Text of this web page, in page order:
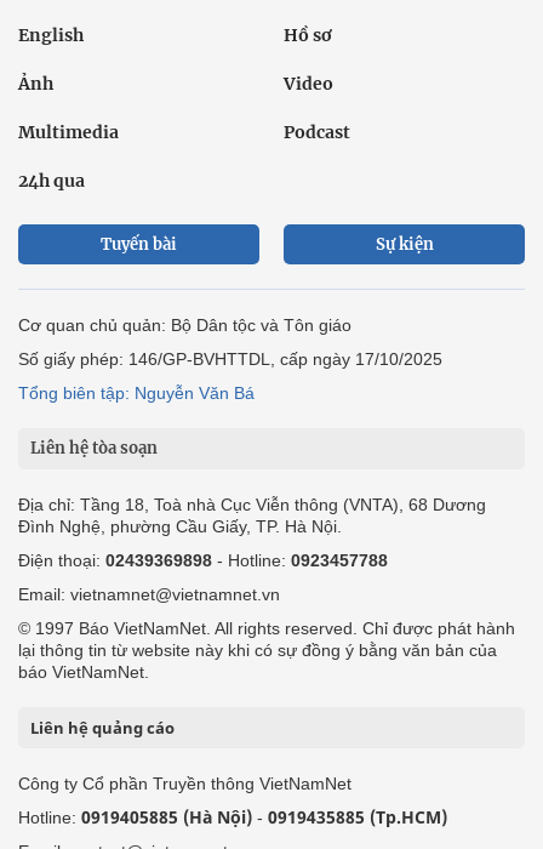
English Hồ sơ
Ảnh Video
Multimedia Podcast
24h qua
Tuyến bài Sự kiện
Cơ quan chủ quản: Bộ Dân tộc và Tôn giáo
Số giấy phép: 146/GP-BVHTTDL, cấp ngày 17/10/2025
Tổng biên tập: Nguyễn Văn Bá
Liên hệ tòa soạn
Địa chỉ: Tầng 18, Toà nhà Cục Viễn thông (VNTA), 68 Dương
Đình Nghệ, phường Cầu Giấy, TP. Hà Nội.
Điện thoại: 02439369898 - Hotline: 0923457788
Email: vietnamnet@vietnamnet.vn
© 1997 Báo VietNamNet. All rights reserved. Chỉ được phát hành
lại thông tin từ website này khi có sự đồng ý bằng văn bản của
báo VietNamNet.
Liên hệ quảng cáo
Công ty Cổ phần Truyền thông VietNamNet
Hotline: 0919405885 (Hà Nội) - 0919435885 (Tp.HCM)